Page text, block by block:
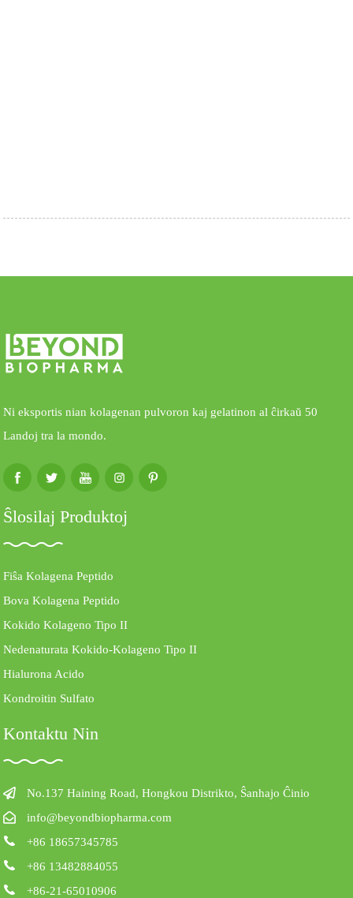
Ni eksportis nian kolagenan pulvoron kaj gelatinon al ĉirkaŭ 50
Landoj tra la mondo.
Ŝlosilaj Produktoj
Fiŝa Kolagena Peptido
Bova Kolagena Peptido
Kokido Kolageno Tipo II
Nedenaturata Kokido-Kolageno Tipo II
Hialurona Acido
Kondroitin Sulfato
Kontaktu Nin
No.137 Haining Road, Hongkou Distrikto, Ŝanhajo Ĉinio
info@beyondbiopharma.com
+86 18657345785
+86 13482884055
+86-21-65010906